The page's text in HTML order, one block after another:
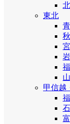
東北
甲信越